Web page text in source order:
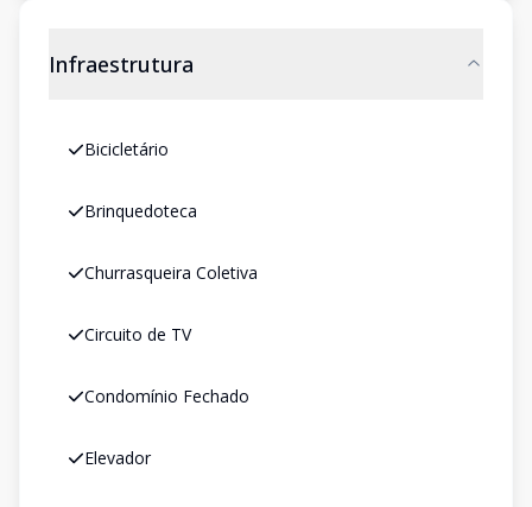
Infraestrutura
Bicicletário
Brinquedoteca
Churrasqueira Coletiva
Circuito de TV
Condomínio Fechado
Elevador